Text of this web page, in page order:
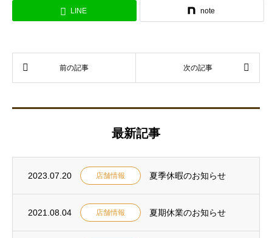
LINE note
最新記事
2023.07.20 店舗情報 夏季休暇のお知らせ
2021.08.04 店舗情報 夏期休業のお知らせ